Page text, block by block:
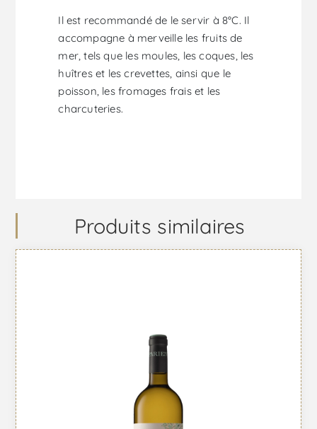
Il est recommandé de le servir à 8°C. Il
accompagne à merveille les fruits de
mer, tels que les moules, les coques, les
huîtres et les crevettes, ainsi que le
poisson, les fromages frais et les
charcuteries.
Produits similaires